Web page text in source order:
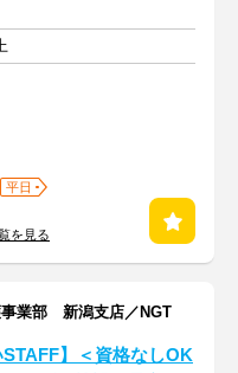
平日
を見る
事業部 新潟支店／NGT
STAFF】＜資格なしOK